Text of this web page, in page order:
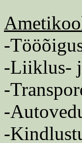
-
-Liiklus-
-
-
-